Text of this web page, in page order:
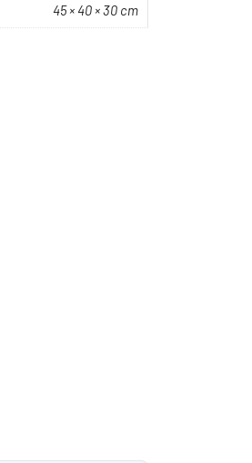
45 × 40 × 30 cm